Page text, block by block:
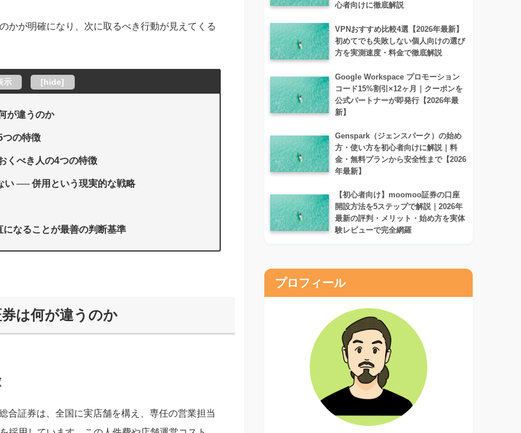
かが明確になり、次に取るべき行動が見えてくる
示 [hide]
が違うのか
の特徴
くべき人の4つの特徴
い ── 併用という現実的な戦略
なることが最善の判断基準
は何が違うのか
合証券は、全国に実店舗を構え、専任の営業担当
心者向けに徹底解説
VPNおすすめ比較4選【2026年最新】
初めてでも失敗しない個人向けの選び
方を実測速度・料金で徹底解説
Google Workspace プロモーション
コード15%割引×12ヶ月｜クーポンを
公式パートナーが即発行【2026年最
新】
Genspark（ジェンスパーク）の始め
方・使い方を初心者向けに解説｜料
金・無料プランから安全性まで【2026
年最新】
【初心者向け】moomoo証券の口座
開設方法を5ステップで解説｜2026年
最新の評判・メリット・始め方を実体
験レビューで完全網羅
プロフィール